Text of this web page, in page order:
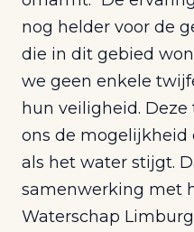
nog helder voor de
die in dit gebied
we geen enkele
hun veiligheid.
ons de mogelijkheid
als het water stijgt.
samenwerking met
Waterschap